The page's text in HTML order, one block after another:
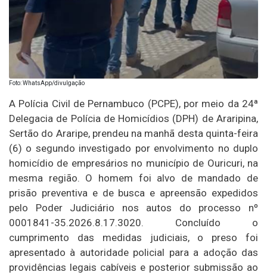
Foto: WhatsApp/divulgação
A Polícia Civil de Pernambuco (PCPE), por meio da 24ª
Delegacia de Polícia de Homicídios (DPH) de Araripina,
Sertão do Araripe, prendeu na manhã desta quinta-feira
(6) o segundo investigado por envolvimento no duplo
homicídio de empresários no município de Ouricuri, na
mesma região. O homem foi alvo de mandado de
prisão preventiva e de busca e apreensão expedidos
pelo Poder Judiciário nos autos do processo nº
0001841-35.2026.8.17.3020. Concluído o
cumprimento das medidas judiciais, o preso foi
apresentado à autoridade policial para a adoção das
providências legais cabíveis e posterior submissão ao